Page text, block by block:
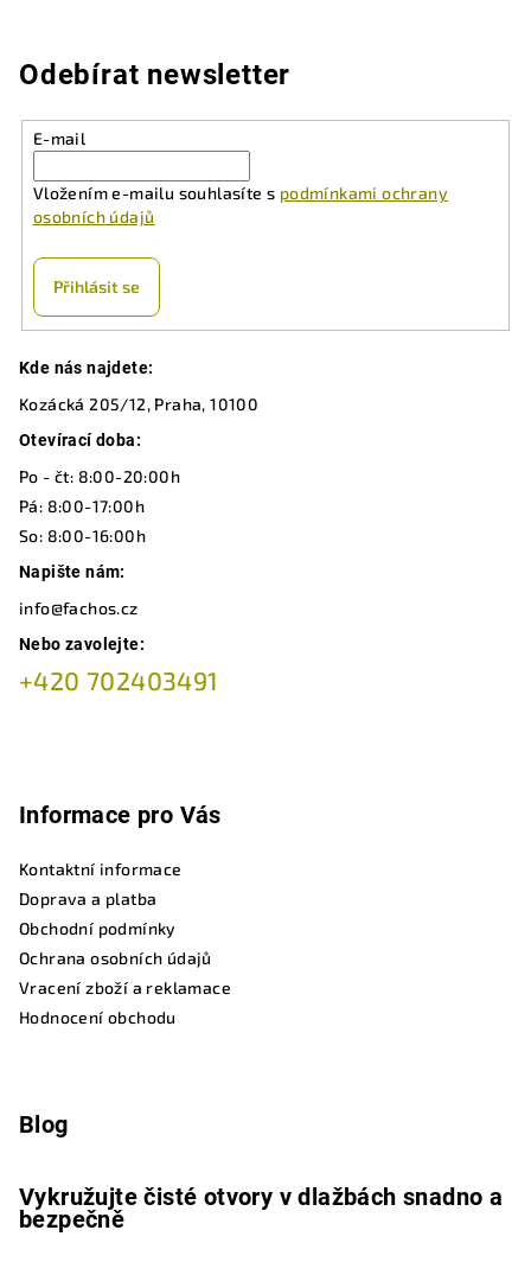
Odebírat newsletter
E-mail
Vložením e-mailu souhlasíte s podmínkami ochrany
osobních údajů
Přihlásit se
Kde nás najdete:
Kozácká 205/12, Praha, 10100
Otevírací doba:
Po - čt: 8:00-20:00h
Pá: 8:00-17:00h
So: 8:00-16:00h
Napište nám:
info@fachos.cz
Nebo zavolejte:
+420 702403491
Informace pro Vás
Kontaktní informace
Doprava a platba
Obchodní podmínky
Ochrana osobních údajů
Vracení zboží a reklamace
Hodnocení obchodu
Blog
Vykružujte čisté otvory v dlažbách snadno a
bezpečně